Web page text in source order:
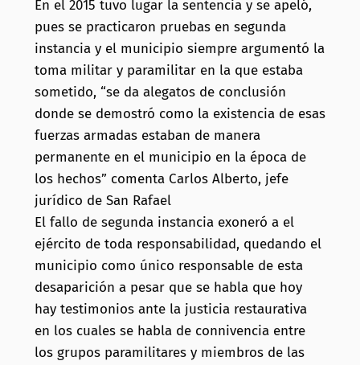
En el 2015 tuvo lugar la sentencia y se apeló,
pues se practicaron pruebas en segunda
instancia y el municipio siempre argumentó la
toma militar y paramilitar en la que estaba
sometido, “se da alegatos de conclusión
donde se demostró como la existencia de esas
fuerzas armadas estaban de manera
permanente en el municipio en la época de
los hechos” comenta Carlos Alberto, jefe
jurídico de San Rafael
El fallo de segunda instancia exoneró a el
ejército de toda responsabilidad, quedando el
municipio como único responsable de esta
desaparición a pesar que se habla que hoy
hay testimonios ante la justicia restaurativa
en los cuales se habla de connivencia entre
los grupos paramilitares y miembros de las